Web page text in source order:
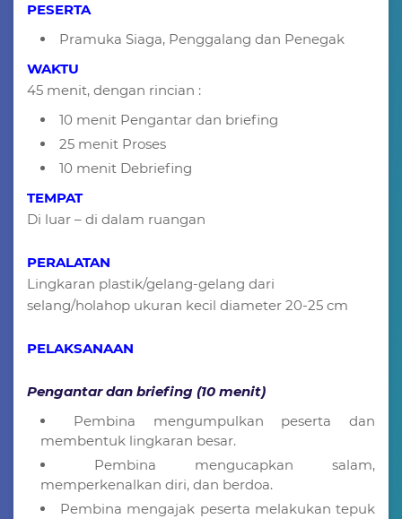
PESERTA
Pramuka Siaga, Penggalang dan Penegak
WAKTU
45 menit, dengan rincian :
10 menit Pengantar dan briefing
25 menit Proses
10 menit Debriefing
TEMPAT
Di luar – di dalam ruangan
PERALATAN
Lingkaran plastik/gelang-gelang dari
selang/holahop ukuran kecil diameter 20-25 cm
PELAKSANAAN
Pengantar dan briefing (10 menit)
Pembina mengumpulkan peserta dan
membentuk lingkaran besar.
Pembina mengucapkan salam,
memperkenalkan diri, dan berdoa.
Pembina mengajak peserta melakukan tepuk